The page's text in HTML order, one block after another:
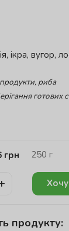
ікра, вугор,
риба
готових
грн 250 г
Хочу
продукту: